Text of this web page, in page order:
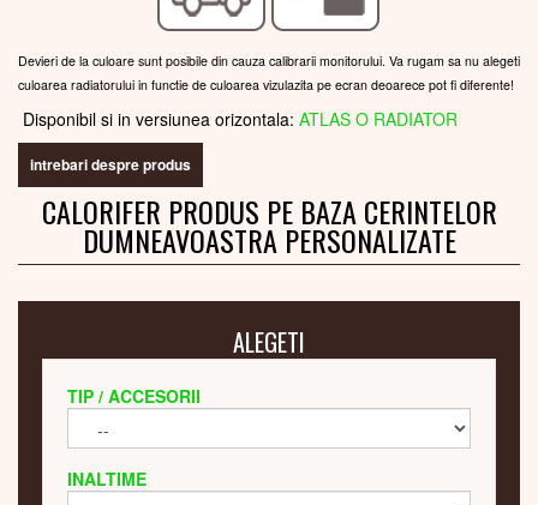
Devieri de la culoare sunt posibile din cauza calibrarii monitorului. Va rugam sa nu alegeti
culoarea radiatorului in functie de culoarea vizulazita pe ecran deoarece pot fi diferente!
Disponibil si in versiunea orizontala: ATLAS O RADIATOR
intrebari despre produs
CALORIFER PRODUS PE BAZA CERINTELOR
DUMNEAVOASTRA PERSONALIZATE
ALEGETI
TIP / ACCESORII
INALTIME